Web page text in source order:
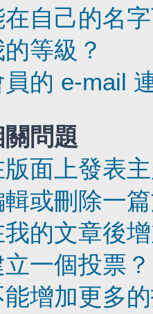
自己的名
等級？
的 e-mail
問題
面上發表
或刪除一
的文章後
一個投票？
增加更多